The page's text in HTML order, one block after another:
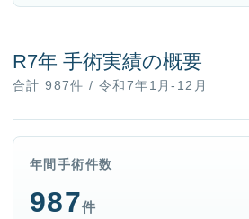
R7年 手術実績の概要
合計 987件 / 令和7年1月-12月
年間手術件数
987件